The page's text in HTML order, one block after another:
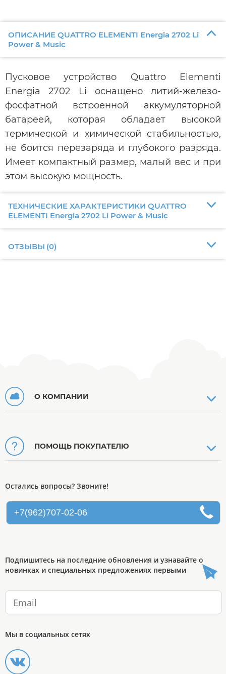
ОПИСАНИЕ QUATTRO ELEMENTI Energia 2702 Li
Power & Music
Пусковое устройство Quattro Elementi
Energia 2702 Li оснащено литий-железо-
фосфатной встроенной аккумуляторной
батареей, которая обладает высокой
термической и химической стабильностью,
не боится перезаряда и глубокого разряда.
Имеет компактный размер, малый вес и при
этом высокую мощность.
ТЕХНИЧЕСКИЕ ХАРАКТЕРИСТИКИ QUATTRO
ELEMENTI Energia 2702 Li Power & Music
ОТЗЫВЫ (0)
О КОМПАНИИ
ПОМОЩЬ ПОКУПАТЕЛЮ
Остались вопросы? Звоните!
+7(962)707-02-06
Подпишитесь на последние обновления и узнавайте о
новинках и специальных предложениях первыми
Мы в социальных сетях